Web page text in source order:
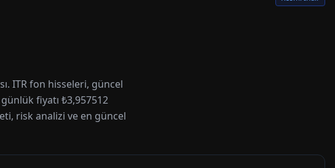
ITR fon hisseleri, güncel
fiyatı ₺3,957512
risk analizi ve en güncel